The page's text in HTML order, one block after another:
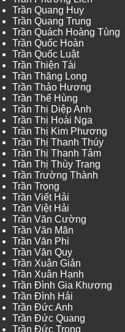
Trần Quang Huy
Trần Quang Trung
Trần Quách Hoàng Tùng
Trần Quốc Hoàn
Trần Quốc Luật
Trần Thiện Tài
Trần Thăng Long
Trần Thảo Hương
Trần Thế Hùng
Trần Thị Diệp Anh
Trần Thị Hoài Nga
Trần Thị Kim Phương
Trần Thị Thanh Thúy
Trần Thị Thanh Tâm
Trần Thị Thùy Trang
Trần Trường Thành
Trần Trọng
Trần Viết Hải
Trần Việt Hải
Trần Văn Cường
Trần Văn Mãn
Trần Văn Phi
Trần Văn Quy
Trần Xuân Giản
Trần Xuân Hạnh
Trần Đình Gia Khương
Trần Đình Hải
Trần Đức Anh
Trần Đức Quang
Trần Đức Trọng